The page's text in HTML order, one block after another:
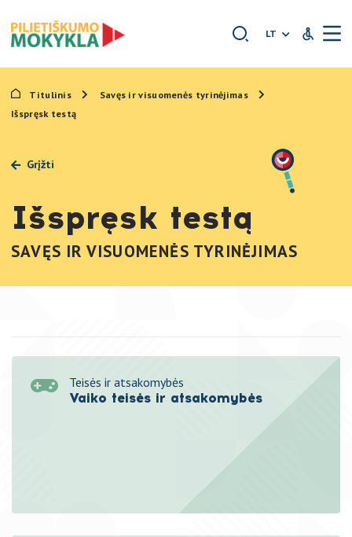
LT Neįgaliųjų
Titulinis
Savęs ir visuomenės tyrinėjimas
Išspręsk testą
Grįžti
Išspręsk testą
SAVĘS IR VISUOMENĖS TYRINĖJIMAS
Teisės ir atsakomybės
Vaiko teisės ir atsakomybės